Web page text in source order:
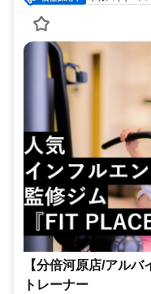
【分倍河原店/アル
トレーナー